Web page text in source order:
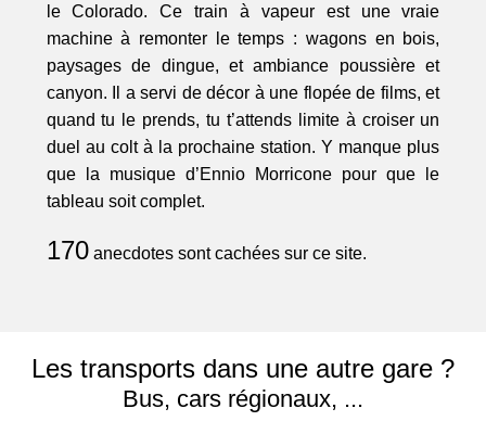
le Colorado. Ce train à vapeur est une vraie
machine à remonter le temps : wagons en bois,
paysages de dingue, et ambiance poussière et
canyon. Il a servi de décor à une flopée de films, et
quand tu le prends, tu t’attends limite à croiser un
duel au colt à la prochaine station. Y manque plus
que la musique d’Ennio Morricone pour que le
tableau soit complet.
170anecdotes sont cachées sur ce site.
Les transports dans une autre gare ?
Bus, cars régionaux, ...